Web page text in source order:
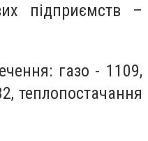
підприємств –
газо - 1109,
теплопостачання